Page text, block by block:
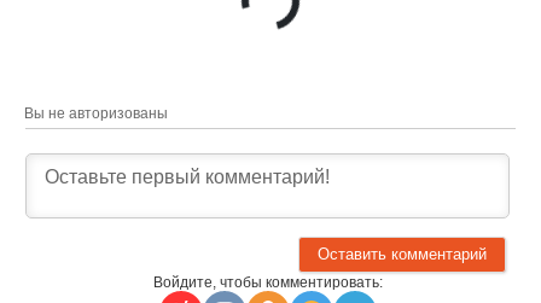
Вы не авторизованы
Войдите, чтобы комментировать: